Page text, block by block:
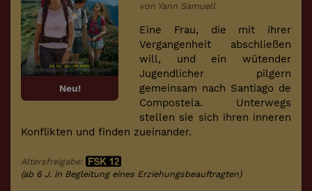
Neu!
von Yann Samuell
Eine Frau, die mit ihrer
Vergangenheit abschließen
will, und ein wütender
Jugendlicher pilgern
gemeinsam nach Santiago de
Compostela. Unterwegs
stellen sie sich ihren inneren
Konflikten und finden zueinander.
Altersfreigabe:
(ab 6 J. in Begleitung eines Erziehungsbeauftragten)